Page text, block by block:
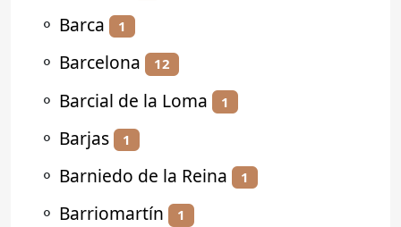
⚬ Barca 1
⚬ Barcelona 12
⚬ Barcial de la Loma 1
⚬ Barjas 1
⚬ Barniedo de la Reina 1
⚬ Barriomartín 1